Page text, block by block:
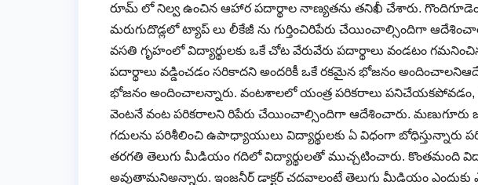
రూమ్ లో నిల్వ ఉంచిన ఆహార పదార్థాల నాణ్యతను తనిఖీ చేశారు.
మరుగుదొడ్లలో ట్యాప్ లు లీకేజీ ను గుర్తించిరిపేరు చేయించాల్సిందిగా
వసతి గృహంలో విద్యార్థులకు ఒకే చోట వేరువేరు పదార్థాలు వండటం
పదార్థాలు వడ్డించడం సరికాదని అందరికీ ఒకే రకమైన భోజనం
భోజనం అందించాలన్నారు. వంటశాలలో యంత్ర పరికరాలు పనిచేయకపోవడం,
వెంటనే వంట పరికరాలని రిపేరు చేయించాల్సిందిగా ఆదేశించారు. మణుగూరు
గదులను పరిశీలించి ఉపాధ్యాయులు విద్యార్థులకు ఏ విధంగా
తరగతి తెలుగు మీడియం గదిలో విద్యార్థులతో ముచ్చటించారు. కొంతమంది
అవుతామనిఅన్నారు. ఇంజనీర్ డాక్టర్ చదవాలంటే తెలుగు మీడియం ఎందుకు